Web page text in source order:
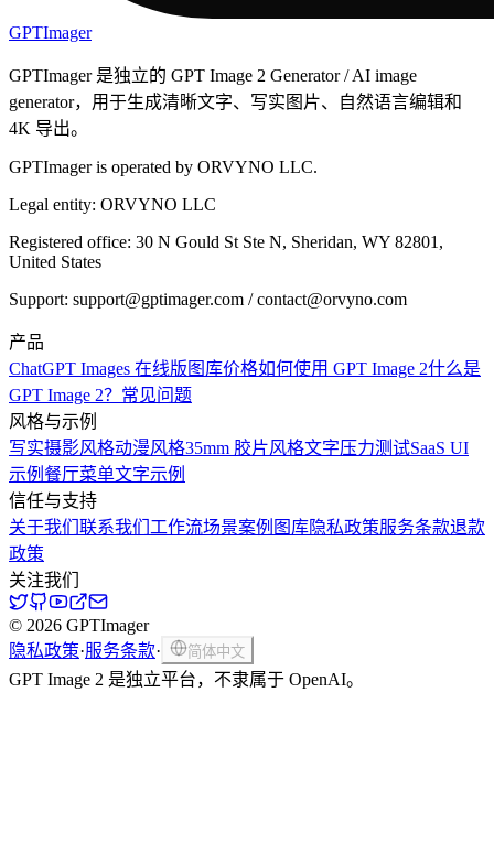
GPTImager
GPTImager 是独立的 GPT Image 2 Generator / AI image
generator，用于生成清晰文字、写实图片、自然语言编辑和
4K 导出。
GPTImager is operated by ORVYNO LLC.
Legal entity: ORVYNO LLC
Registered office: 30 N Gould St Ste N, Sheridan, WY 82801,
United States
Support: support@gptimager.com / contact@orvyno.com
产品
ChatGPT Images 在线版 图库价格如何使用 GPT Image 2什么是
GPT Image 2？ 常见问题
风格与示例
写实摄影风格动漫风格35mm 胶片风格文字压力测试SaaS UI
示例 餐厅菜单文字示例
信任与支持
关于我们 联系我们 工作流场景案例图库隐私政策服务条款退款
政策
关注我们
© 2026 GPTImager
隐私政策·服务条款· 简体中文
GPT Image 2 是独立平台，不隶属于 OpenAI。